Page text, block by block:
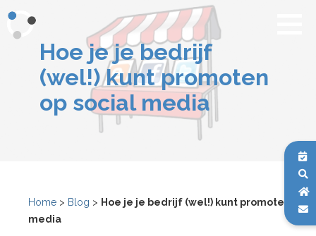
Hoe je je bedrijf
(wel!) kunt promoten
op social media
Home > Blog > Hoe je je bedrijf (wel!) kunt promoten op
media